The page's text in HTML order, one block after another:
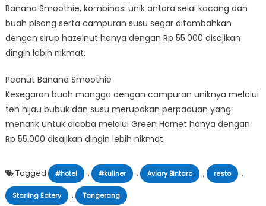
Banana Smoothie, kombinasi unik antara selai kacang dan
buah pisang serta campuran susu segar ditambahkan
dengan sirup hazelnut hanya dengan Rp 55.000 disajikan
dingin lebih nikmat.
Peanut Banana Smoothie
Kesegaran buah mangga dengan campuran uniknya melalui
teh hijau bubuk dan susu merupakan perpaduan yang
menarik untuk dicoba melalui Green Hornet hanya dengan
Rp 55.000 disajikan dingin lebih nikmat.
Tagged #hotel , #kuliner , Aviary Bintaro , resto ,
Starling Eatery , Tangerang